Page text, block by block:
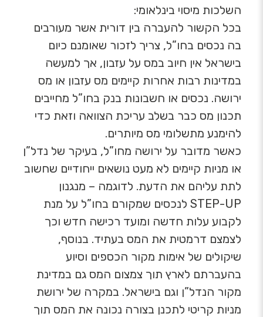
השלכות מיסוי בינלאומי:
בכל הקשור להעברה בין דורית אשר מעורבים
בה נכסים בחו”ל, צריך לזכור שאומנם כיום
בישראל אין חיוב במס על עזבון, אך למעשה
במדינות רבות אחרות קיימים מס עזבון או מס
ירושה. נכסים או חשבונות בנק בחו”ל מחייבים
תכנון מס כבר בשלב עריכת הצוואה וזאת כדי
להימנע מתשלומי מס מיותרים.
כאשר מדובר על ירושה מחו”ל, בעיקר של נדל”ן
או מניות קיימים לא מעט נושאים ייחודיים שחשוב
לתת עליהם את הדעת. לדוגמה – מנגנון
STEP-UP לנכסים שמקורם בחו”ל על מנת
לקבוע עלות חדשה ומועד רכישה חדש וכך
לצמצם דרמטית את המס בעתיד. בנוסף,
שיקולים של אימות מקור הכספים וסיוע
בהעברתם לארץ תוך צמצום המס גם במדינת
מקור הנדל”ן וגם בישראל. במקרה של ירושת
מניות קריטי לתכנן בצורה נכונה את המס תוך